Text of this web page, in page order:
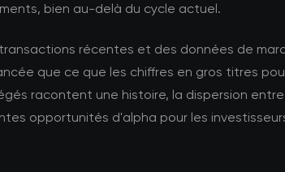
bien au-delà du cycle actuel.
récentes et des données de
que ce que les chiffres en gros titres
racontent une histoire, la dispersion
opportunités d'alpha pour les